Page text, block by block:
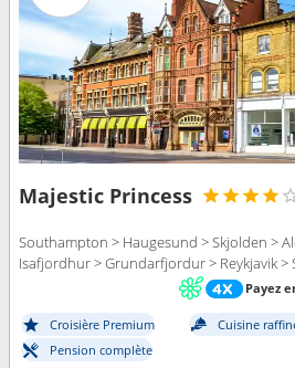
Majestic Princess
Southampton > Haugesund > Skjolden >
Isafjordhur > Grundarfjordur > Reykjavik
Payez
Croisière Premium Cuisine
Pension complète